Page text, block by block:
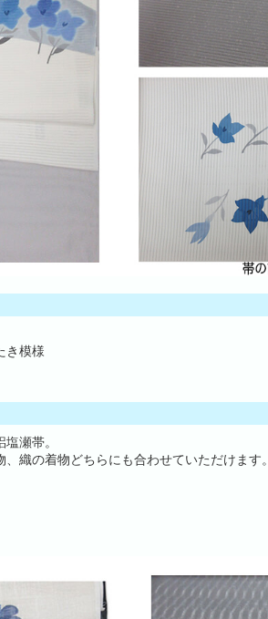
き模様
瀬帯。
織の着物どちらにも合わせていただけます。